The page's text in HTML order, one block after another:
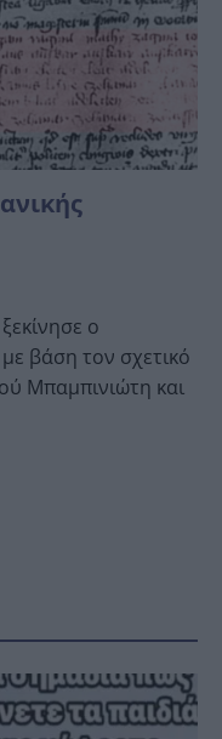
ο
βάση τον σχετικό
Μπαμπινιώτη και